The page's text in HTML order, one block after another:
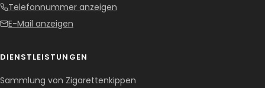
Telefonnummer anzeigen
E-Mail anzeigen
DIENSTLEISTUNGEN
Sammlung von Zigarettenkippen